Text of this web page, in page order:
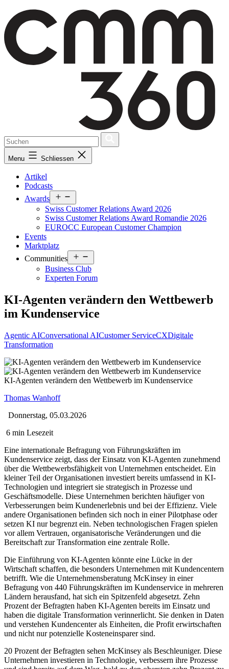
content
Menu Schliessen
Artikel
Podcasts
Awards
menu
Swiss Customer Relations Award 2026
Swiss Customer Relations Award Romandie 2026
EUROCC European Customer Champion
Events
Marktplatz
Communities
menu
Business Club
Experten Forum
KI-Agenten verändern den Wettbewerb
im Kundenservice
Agentic AIConversational AICustomer ServiceCXDigitale
Transformation
KI-Agenten verändern den Wettbewerb im Kundenservice
Thomas Wanhoff
Donnerstag, 05.03.2026
6 min Lesezeit
Eine internationale Befragung von Führungskräften im
Kundenservice zeigt, dass der Einsatz von KI-Agenten zunehmend
über die Wettbewerbsfähigkeit von Unternehmen entscheidet. Ein
kleiner Teil der Organisationen investiert bereits umfassend in KI-
Technologien und integriert sie strategisch in Prozesse und
Geschäftsmodelle. Diese Unternehmen berichten häufiger von
Verbesserungen beim Kundenerlebnis und bei der Effizienz. Viele
andere Organisationen befinden sich noch in einer Pilotphase oder
setzen KI nur begrenzt ein. Neben technologischen Fragen spielen
vor allem Vertrauen, organisatorische Veränderungen und die
Bereitschaft zur Transformation eine zentrale Rolle.
Die Einführung von KI-Agenten könnte eine Lücke in der
Wirtschaft schaffen, die besonders Unternehmen mit Kundencentern
betrifft. Wie die Unternehmensberatung McKinsey in einer
Befragung von 440 Führungskräften im Kundenservice in mehreren
Ländern herausfand, hat sich ein Spitzenfeld abgesetzt. Zehn
Prozent der Befragten haben KI-Agenten bereits im Einsatz und
haben die digitale Transformation verinnerlicht. Sie denken in Daten
und verstehen Kundencenter als Einheiten, die Profit erwirtschaften
und nicht nur potenzielle Kosteneinsparer sind.
20 Prozent der Befragten sehen McKinsey als Beschleuniger. Diese
Unternehmen investieren in Technologie, verbessern ihre Prozesse